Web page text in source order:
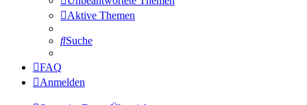
Aktive Themen
Suche
FAQ
Anmelden